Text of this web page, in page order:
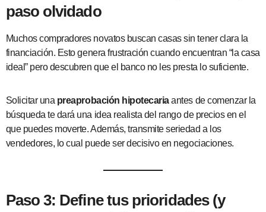
paso olvidado
Muchos compradores novatos buscan casas sin tener clara la
financiación. Esto genera frustración cuando encuentran “la casa
ideal” pero descubren que el banco no les presta lo suficiente.
Solicitar una preaprobación hipotecariaantes de comenzar la
búsqueda te dará una idea realista del rango de precios en el
que puedes moverte. Además, transmite seriedad a los
vendedores, lo cual puede ser decisivo en negociaciones.
Paso 3: Define tus prioridades (y